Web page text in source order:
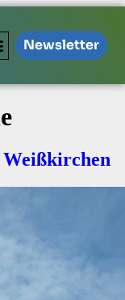
Newsletter
Weißkirchen